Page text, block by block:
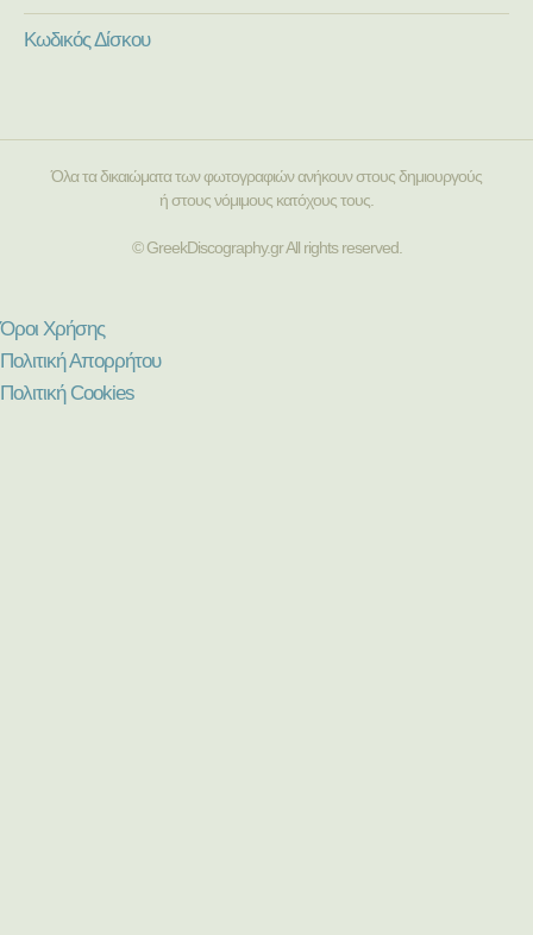
Κωδικός Δίσκου
Όλα τα δικαιώματα των φωτογραφιών ανήκουν στους δημιουργούς
ή στους νόμιμους κατόχους τους.
© GreekDiscography.gr All rights reserved.
Όροι Χρήσης
Πολιτική Απορρήτου
Πολιτική Cookies